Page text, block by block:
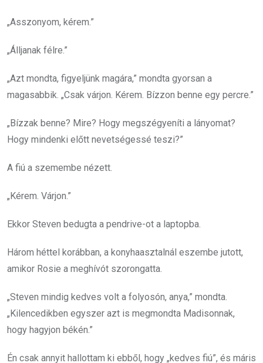
„Asszonyom, kérem.”
„Álljanak félre.”
„Azt mondta, figyeljünk magára,” mondta gyorsan a
magasabbik. „Csak várjon. Kérem. Bízzon benne egy percre.”
„Bízzak benne? Mire? Hogy megszégyeníti a lányomat?
Hogy mindenki előtt nevetségessé teszi?”
A fiú a szemembe nézett.
„Kérem. Várjon.”
Ekkor Steven bedugta a pendrive-ot a laptopba.
Három héttel korábban, a konyhaasztalnál eszembe jutott,
amikor Rosie a meghívót szorongatta.
„Steven mindig kedves volt a folyosón, anya,” mondta.
„Kilencedikben egyszer azt is megmondta Madisonnak,
hogy hagyjon békén.”
Én csak annyit hallottam ki ebből, hogy „kedves fiú”, és máris